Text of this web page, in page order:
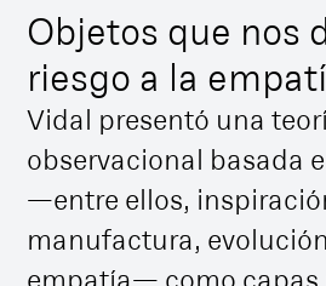
Objetos que nos
riesgo a la
Vidal presentó una
observacional basada
—entre ellos,
manufactura,
empatía— como capas